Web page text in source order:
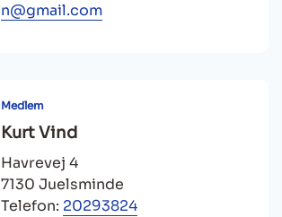
n@gmail.com
Medlem
Kurt Vind
Havrevej 4
7130 Juelsminde
Telefon: 20293824